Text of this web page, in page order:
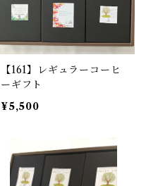
【161】レギュラーコーヒ
ーギフト
¥5,500